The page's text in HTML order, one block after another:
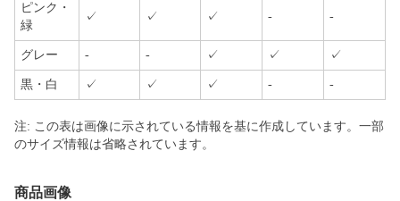
ピンク・
緑
✓ ✓ ✓ - -
グレー - - ✓ ✓ ✓
黒・白 ✓ ✓ ✓ - -
注: この表は画像に示されている情報を基に作成しています。一部
のサイズ情報は省略されています。
商品画像